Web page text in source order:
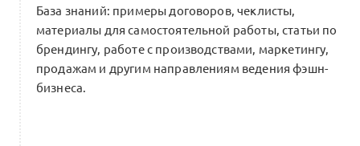
Интро:Зухат Асекова 0
Шаг 3.10 Траектория учащимся:
колледж, бакалавриат, магистратура,
База знаний: примеры договоров, чеклисты,
материалы для самостоятельной работы, статьи по
брендингу, работе с производствами, маркетингу,
продажам и другим направлениям ведения фэшн-
бизнеса.